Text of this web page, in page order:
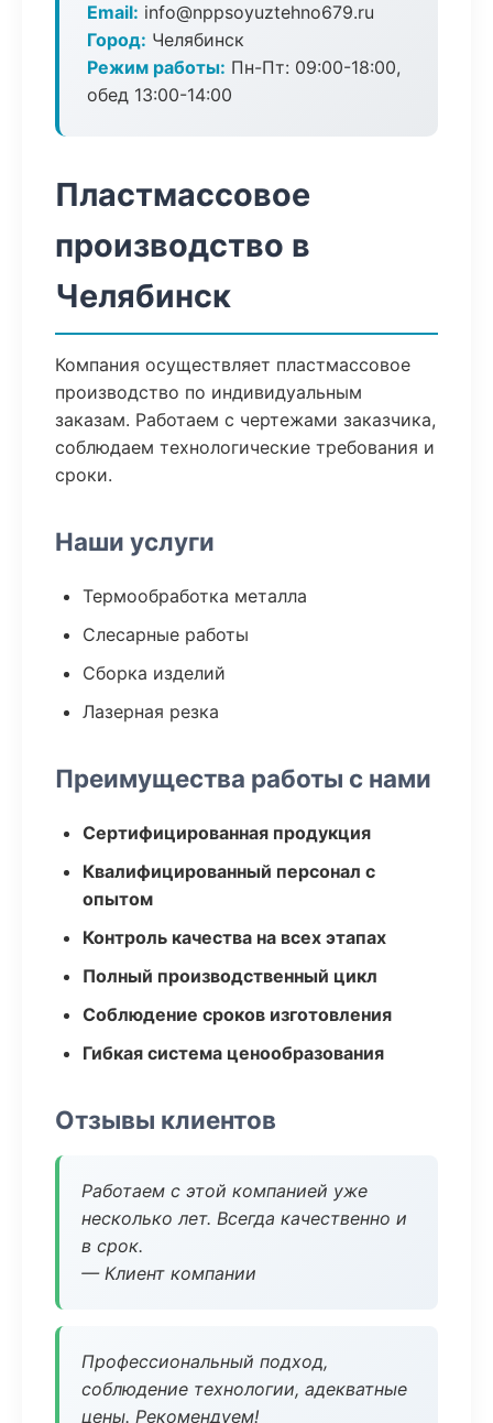
Email: info@nppsoyuztehno679.ru
Город: Челябинск
Режим работы: Пн-Пт: 09:00-18:00,
обед 13:00-14:00
Пластмассовое
производство в
Челябинск
Компания осуществляет пластмассовое
производство по индивидуальным
заказам. Работаем с чертежами заказчика,
соблюдаем технологические требования и
сроки.
Наши услуги
Термообработка металла
Слесарные работы
Сборка изделий
Лазерная резка
Преимущества работы с нами
Сертифицированная продукция
Квалифицированный персонал с
опытом
Контроль качества на всех этапах
Полный производственный цикл
Соблюдение сроков изготовления
Гибкая система ценообразования
Отзывы клиентов
Работаем с этой компанией уже
несколько лет. Всегда качественно и
в срок.
— Клиент компании
Профессиональный подход,
соблюдение технологии, адекватные
цены. Рекомендуем!